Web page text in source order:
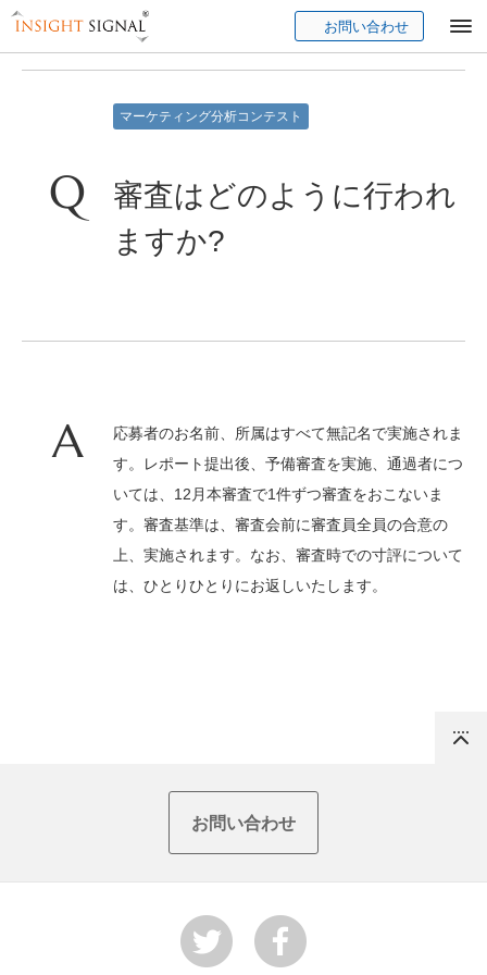
Insight Signal
お問い合わせ
マーケティング分析コンテスト
審査はどのように行われ
ますか?
応募者のお名前、所属はすべて無記名で実施されま
す。レポート提出後、予備審査を実施、通過者につ
いては
12 月本審査で1件ずつ審査をおこないま
す。審査基準は、審査会前に審査員全員の合意の
上、実施されます。なお、審査時での寸評について
は、ひとりひとりにお返しいたします。
お問い合わせ